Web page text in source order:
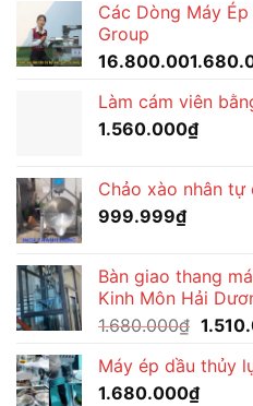
Các Dòng Máy
Group
Làm cám viên
1.560.000₫
Chảo xào nhân
999.999₫
Bàn giao thang
Kinh Môn Hải
1.680.000₫ Giá
là:
Máy ép dầu thủy
1.680.000₫